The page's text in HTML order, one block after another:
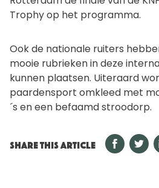
Trophy op het programma.
Ook de nationale ruiters
mooie rubrieken in deze
kunnen plaatsen. Uiteraard
paardensport omkleed met
´s en een befaamd stroodorp.
SHARE THIS ARTICLE